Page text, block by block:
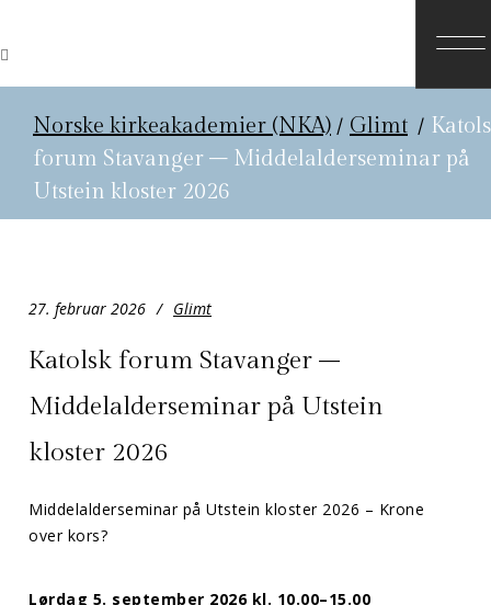
Norske kirkeakademier (NKA) / Glimt /
forum Stavanger – Middelalderseminar på
Utstein kloster 2026
27. februar 2026 Glimt
Katolsk forum Stavanger –
Middelalderseminar på Utstein
kloster 2026
Middelalderseminar på Utstein kloster 2026 – Krone
over kors?
Lørdag 5. september 2026 kl. 10.00–15.00